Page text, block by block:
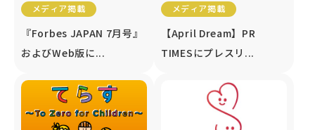
メディア掲載
『Forbes JAPAN 7月号』
およびWeb版に...
メディア掲載
【April Dream】PR
TIMESにプレスリ...